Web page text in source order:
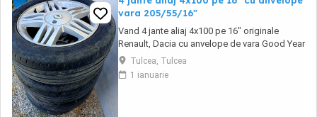
vara 205/55/16"
Vand 4 jante aliaj 4x100 pe 16" originale
Renault, Dacia cu anvelope de vara Good Year
205/55/16" cu pretul de 1000 lei. Se pot
achizitiona doar din Tulcea, NU se pot trimite
prin curier.
Tulcea, Tulcea
1 ianuarie